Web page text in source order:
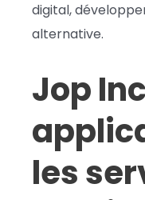
digital,
alternative.
Jop
les